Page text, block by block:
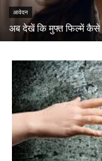
आवेदन
अब देखें कि मुफ्त फिल्में कैसे